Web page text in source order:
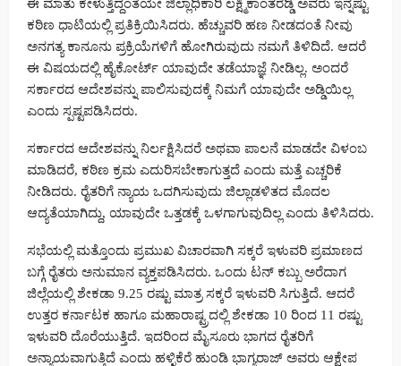
ಈ ಮಾತು ಕೇಳುತ್ತಿದ್ದಂತೆಯೇ ಜಿಲ್ಲಾಧಿಕಾರಿ ಲಕ್ಷ್ಮಿಕಾಂತರೆಡ್ಡಿ ಅವರು ಇನ್ನಷ್ಟು
ಕಠಿಣ ಧಾಟಿಯಲ್ಲಿ ಪ್ರತಿಕ್ರಿಯಿಸಿದರು. ಹೆಚ್ಚುವರಿ ಹಣ ನೀಡದಂತೆ ನೀವು
ಅನಗತ್ಯ ಕಾನೂನು ಪ್ರಕ್ರಿಯೆಗಳಿಗೆ ಹೋಗಿರುವುದು ನಮಗೆ ತಿಳಿದಿದೆ. ಆದರೆ
ಈ ವಿಷಯದಲ್ಲಿ ಹೈಕೋರ್ಟ್ ಯಾವುದೇ ತಡೆಯಾಜ್ಞೆ ನೀಡಿಲ್ಲ. ಅಂದರೆ
ಸರ್ಕಾರದ ಆದೇಶವನ್ನು ಪಾಲಿಸುವುದಕ್ಕೆ ನಿಮಗೆ ಯಾವುದೇ ಅಡ್ಡಿಯಿಲ್ಲ
ಎಂದು ಸ್ಪಷ್ಟಪಡಿಸಿದರು.
ಸರ್ಕಾರದ ಆದೇಶವನ್ನು ನಿರ್ಲಕ್ಷಿಸಿದರೆ ಅಥವಾ ಪಾಲನೆ ಮಾಡದೇ ವಿಳಂಬ
ಮಾಡಿದರೆ, ಕಠಿಣ ಕ್ರಮ ಎದುರಿಸಬೇಕಾಗುತ್ತದೆ ಎಂದು ಮತ್ತೆ ಎಚ್ಚರಿಕೆ
ನೀಡಿದರು. ರೈತರಿಗೆ ನ್ಯಾಯ ಒದಗಿಸುವುದು ಜಿಲ್ಲಾಡಳಿತದ ಮೊದಲ
ಆದ್ಯತೆಯಾಗಿದ್ದು, ಯಾವುದೇ ಒತ್ತಡಕ್ಕೆ ಒಳಗಾಗುವುದಿಲ್ಲ ಎಂದು ತಿಳಿಸಿದರು.
ಸಭೆಯಲ್ಲಿ ಮತ್ತೊಂದು ಪ್ರಮುಖ ವಿಚಾರವಾಗಿ ಸಕ್ಕರೆ ಇಳುವರಿ ಪ್ರಮಾಣದ
ಬಗ್ಗೆ ರೈತರು ಅನುಮಾನ ವ್ಯಕ್ತಪಡಿಸಿದರು. ಒಂದು ಟನ್ ಕಬ್ಬು ಅರೆದಾಗ
ಜಿಲ್ಲೆಯಲ್ಲಿ ಶೇಕಡಾ 9.25 ರಷ್ಟು ಮಾತ್ರ ಸಕ್ಕರೆ ಇಳುವರಿ ಸಿಗುತ್ತಿದೆ. ಆದರೆ
ಉತ್ತರ ಕರ್ನಾಟಕ ಹಾಗೂ ಮಹಾರಾಷ್ಟ್ರದಲ್ಲಿ ಶೇಕಡಾ 10 ರಿಂದ 11 ರಷ್ಟು
ಇಳುವರಿ ದೊರೆಯುತ್ತಿದೆ. ಇದರಿಂದ ಮೈಸೂರು ಭಾಗದ ರೈತರಿಗೆ
ಅನ್ಯಾಯವಾಗುತ್ತಿದೆ ಎಂದು ಹಳ್ಳಿಕೆರೆ ಹುಂಡಿ ಭಾಗ್ಯರಾಜ್ ಅವರು ಆಕ್ಷೇಪ